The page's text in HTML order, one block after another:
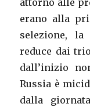
attorno alle
erano alla
selezione, la
reduce dai
dall’inizio
Russia è
dalla